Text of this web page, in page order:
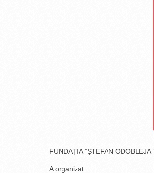
FUNDAȚIA ”ȘTEFAN ODOBLEJA”
A organizat